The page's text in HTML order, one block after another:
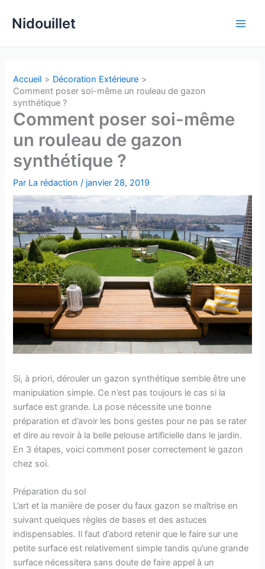
Nidouillet
Accueil
Décoration Extérieure
Comment poser soi-même un rouleau de gazon
synthétique ?
Comment poser soi-même
un rouleau de gazon
synthétique ?
Par La rédaction/ janvier 28, 2019
Si, à priori, dérouler un gazon synthétique semble être une
manipulation simple. Ce n’est pas toujours le cas si la
surface est grande. La pose nécessite une bonne
préparation et d’avoir les bons gestes pour ne pas se rater
et dire au revoir à la belle pelouse artificielle dans le jardin.
En 3 étapes, voici comment poser correctement le gazon
chez soi.
Préparation du sol
L’art et la manière de poser du faux gazon se maîtrise en
suivant quelques règles de bases et des astuces
indispensables. Il faut d’abord retenir que le faire sur une
petite surface est relativement simple tandis qu’une grande
surface nécessitera sans doute de faire appel à un